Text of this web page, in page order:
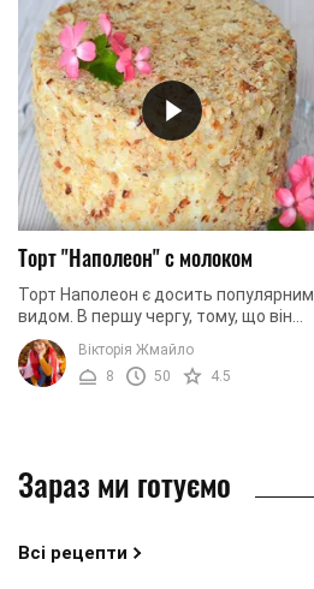
Торт "Наполеон" с молоком
Торт Наполеон є досить популярним
видом. В першу чергу, тому, що він
складається з насиченого заварного
крему, який просочує всі борошняні
коржі. У ...
Вікторія Жмайло
8
50 4.5
Зараз ми готуємо
Всі рецепти